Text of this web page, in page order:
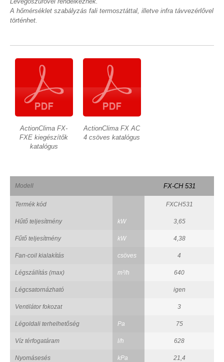
A hőmérséklet szabályzás fali termosztáttal, illetve infra távvezérlővel
történhet.
ActionClima FX-
FXE kiegészítők
katalógus
ActionClima FX AC
4 csöves katalógus
Modell FX-CH 531
Termék kód FXCH531
Hűtő teljesítmény kW 3,65
Fűtő teljesítmény kW 4,38
Fan-coil kialakítás csöves 4
Légszállítás (max) m³/h 640
Légcsatornázható igen
Ventilátor fokozat 3
Légoldali terhelhetőség Pa 75
Víz térfogatáram l/h 628
Nyomásesés kPa 21,4